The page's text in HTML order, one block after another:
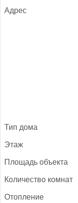
Ад­рес
Тип до­ма
Этаж
Пло­щадь объ­ек­та
Ко­личес­тво ком­нат
Отоп­ле­ние